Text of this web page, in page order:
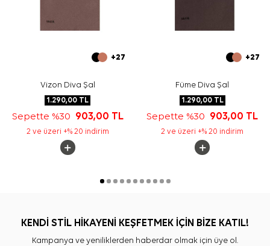
+27
Vizon Diva Şal
1.290,00 TL
Sepette %30 903,00 TL
2 ve üzeri +% 20 indirim
+27
Füme Diva Şal
1.290,00TL
Sepette %30 903,00 TL
2 ve üzeri +% 20 indirim
KENDİ STİL HİKAYENİ KEŞFETMEK İÇİN BİZE KATIL!
Kampanya ve yeniliklerden haberdar olmak için üye ol.